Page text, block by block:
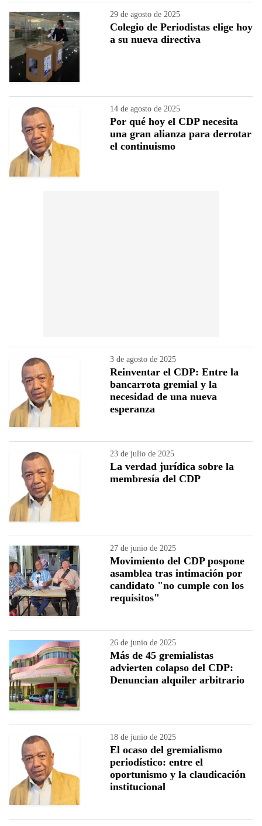
29 de agosto de 2025
Colegio de Periodistas elige hoy
a su nueva directiva
14 de agosto de 2025
Por qué hoy el CDP necesita
una gran alianza para derrotar
el continuismo
3 de agosto de 2025
Reinventar el CDP: Entre la
bancarrota gremial y la
necesidad de una nueva
esperanza
23 de julio de 2025
La verdad jurídica sobre la
membresía del CDP
27 de junio de 2025
Movimiento del CDP pospone
asamblea tras intimación por
candidato "no cumple con los
requisitos"
26 de junio de 2025
Más de 45 gremialistas
advierten colapso del CDP:
Denuncian alquiler arbitrario
18 de junio de 2025
El ocaso del gremialismo
periodístico: entre el
oportunismo y la claudicación
institucional